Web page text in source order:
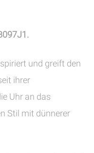
und greift den
ihrer
Uhr an das
Stil mit dünnerer